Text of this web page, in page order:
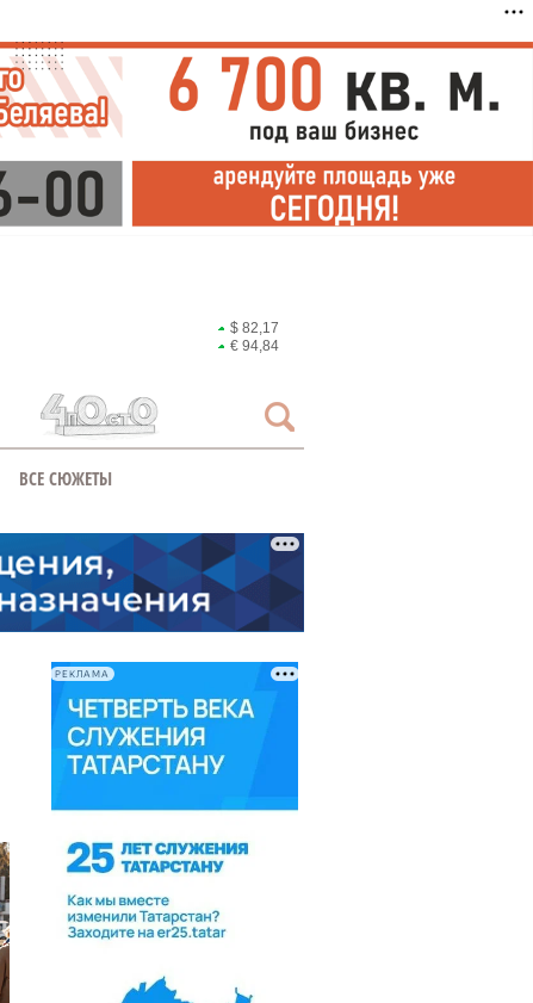
$ 82,17
€ 94,84
ВСЕ СЮЖЕТЫ
РЕКЛАМА